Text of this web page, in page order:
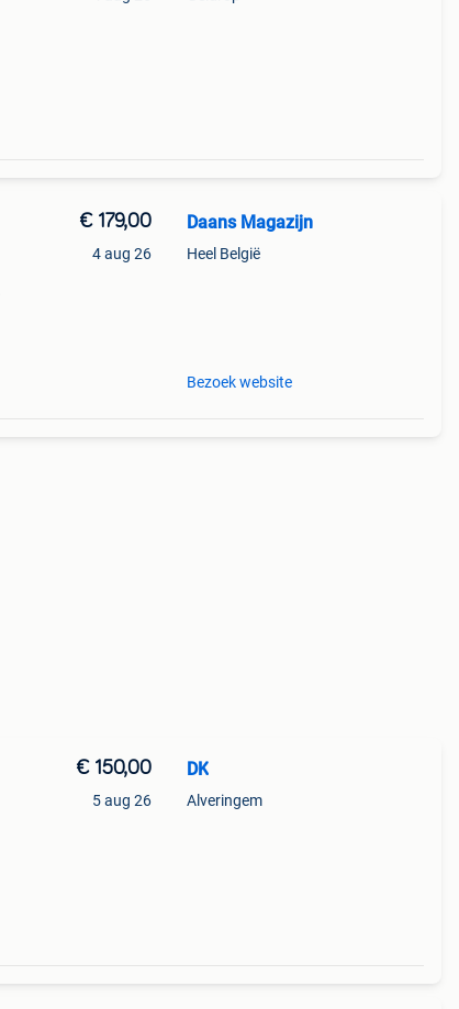
€ 179,00
4 aug 26
Daans Magazijn
Heel België
Bezoek website
€ 150,00
5 aug 26
DK
Alveringem